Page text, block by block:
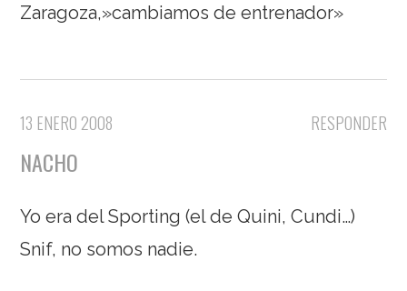
Zaragoza,»cambiamos de entrenador»
RESPONDER
13 ENERO 2008
NACHO
Yo era del Sporting (el de Quini, Cundi…)
Snif, no somos nadie.